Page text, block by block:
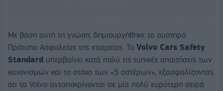
Με βάση αυτή τη γνώση, δημιουργήθηκε το αυστηρό
Πρότυπο Ασφαλείας της εταιρείας. Το Volvo Cars Safety
Standard υπερβαίνει κατά πολύ τις τυπικές απαιτήσεις των
κανονισμών και το στόχο των «5 αστέρων», εξασφαλίζοντας
ότι τα Volvo ανταποκρίνονται σε μία πολύ ευρύτερη σειρά